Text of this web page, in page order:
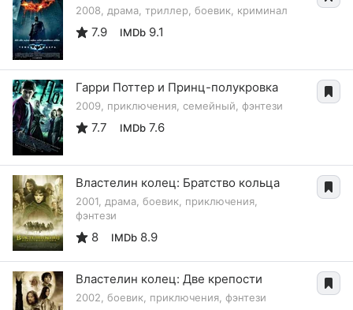
2008, драма, триллер, боевик, криминал
7.9 IMDb 9.1
Гарри Поттер и Принц-полукровка
2009, приключения, семейный, фэнтези
7.7 IMDb 7.6
Властелин колец: Братство кольца
2001, драма, боевик, приключения,
фэнтези
8 IMDb 8.9
Властелин колец: Две крепости
2002, боевик, приключения, фэнтези